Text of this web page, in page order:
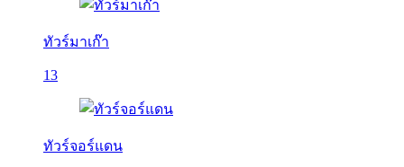
ทัวร์มาเก๊า
13
ทัวร์จอร์แดน